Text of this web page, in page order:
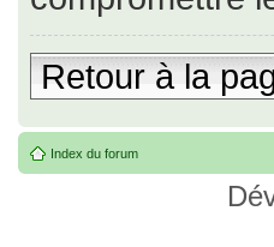
Retour à la
Index du forum